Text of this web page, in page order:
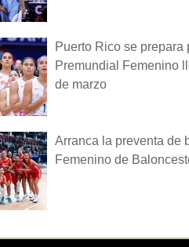
Puerto Rico se prepara
Premundial Femenino
de marzo
Arranca la preventa de
Femenino de